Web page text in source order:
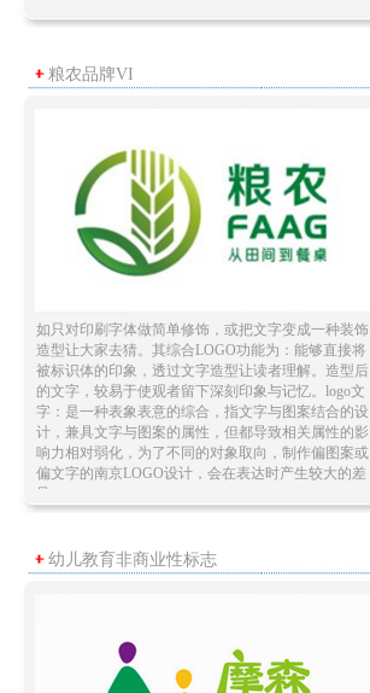
粮农品牌VI
如只对印刷字体做简单修饰，或把文字变成一种装饰
造型让大家去猜。其综合LOGO功能为：能够直接将
被标识体的印象，透过文字造型让读者理解。造型后
的文字，较易于使观者留下深刻印象与记忆。logo文
字：是一种表象表意的综合，指文字与图案结合的设
计，兼具文字与图案的属性，但都导致相关属性的影
响力相对弱化，为了不同的对象取向，制作偏图案或
偏文字的南京LOGO设计，会在表达时产生较大的差
异……
幼儿教育非商业性标志